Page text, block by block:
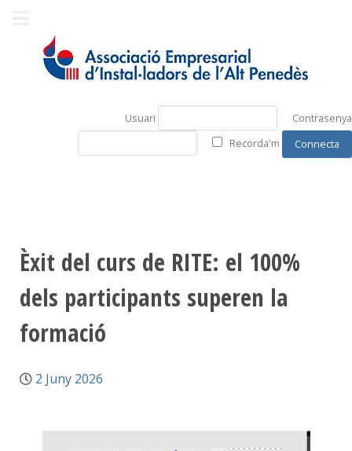
Usuari
Contrasenya
Recorda'm
Èxit del curs de RITE: el 100%
dels participants superen la
formació
2 Juny 2026